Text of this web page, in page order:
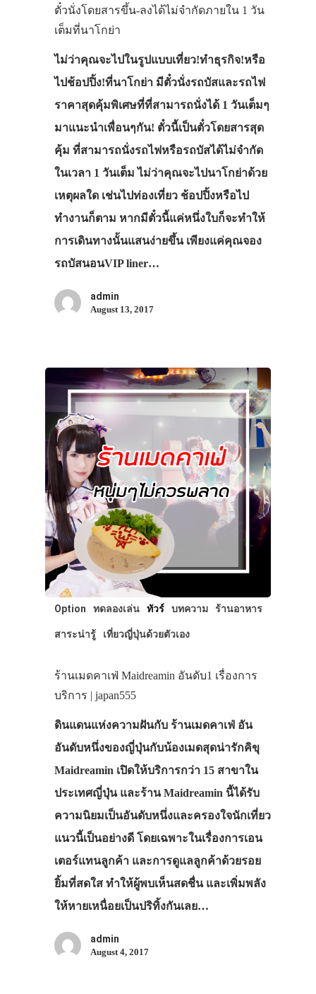
ตั๋วนั่งโดยสารขึ้น-ลงได้ไม่จำกัดภายใน 1 วัน
เต็มที่นาโกย่า
ไม่ว่าคุณจะไปในรูปแบบเที่ยว!ทำธุรกิจ!หรือ
ไปช้อปปิ้ง!ที่นาโกย่า มีตั๋วนั่งรถบัสและรถไฟ
ราคาสุดคุ้มพิเศษที่ที่สามารถนั่งได้ 1 วันเต็มๆ
มาแนะนำเพื่อนๆกัน! ตั๋วนี้เป็นตั๋วโดยสารสุด
คุ้ม ที่สามารถนั่งรถไฟหรือรถบัสได้ไม่จำกัด
ในเวลา 1 วันเต็ม ไม่ว่าคุณจะไปนาโกย่าด้วย
เหตุผลใด เช่นไปท่องเที่ยว ช้อปปิ้งหรือไป
ทำงานก็ตาม หากมีตั๋วนี้แค่หนึ่งใบก็จะทำให้
การเดินทางนั้นแสนง่ายขึ้น เพียงแค่คุณจอง
รถบัสนอนVIP liner…
admin
August 13, 2017
Option ทดลองเล่น ทัวร์ บทความ ร้านอาหาร
สาระน่ารู้ เที่ยวญี่ปุ่นด้วยตัวเอง
ร้านเมดคาเฟ่ Maidreamin อันดับ1 เรื่องการ
บริการ | japan555
ดินแดนแห่งความฝันกับ ร้านเมดคาเฟ่ อัน
อันดับหนึ่งของญี่ปุ่นกับน้องเมดสุดน่ารักคิขุ
Maidreamin เปิดให้บริการกว่า 15 สาขาใน
ประเทศญี่ปุ่น และร้าน Maidreamin นี้ได้รับ
ความนิยมเป็นอันดับหนึ่งและครองใจนักเที่ยว
แนวนี้เป็นอย่างดี โดยเฉพาะในเรื่องการเอน
เตอร์แทนลูกค้า และการดูแลลูกค้าด้วยรอย
ยิ้มที่สดใส ทำให้ผู้พบเห็นสดชื่น และเพิ่มพลัง
ให้หายเหนื่อยเป็นปริทิ้งกันเลย…
admin
August 4, 2017
ประเทศญี่ปุ่น
เที่ยวญี่ปุ่นด้ว
เอง
รถบัส
เดินทาง
ทัวร์
ที่พัก
สาระน่ารู้
VIDEO